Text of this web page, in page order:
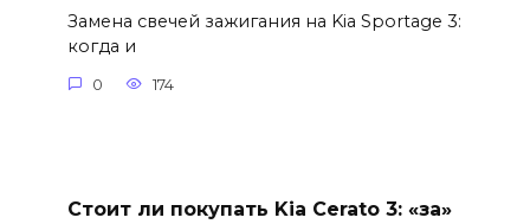
Замена свечей зажигания на Kia Sportage 3:
когда и
0 174
Стоит ли покупать Kia Cerato 3: «за»